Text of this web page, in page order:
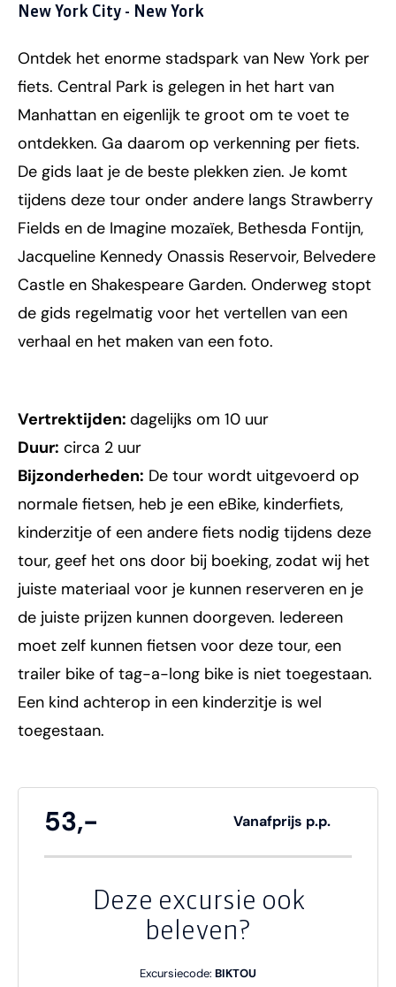
New York City - New York
Ontdek het enorme stadspark van New York per
fiets. Central Park is gelegen in het hart van
Manhattan en eigenlijk te groot om te voet te
ontdekken. Ga daarom op verkenning per fiets.
De gids laat je de beste plekken zien. Je komt
tijdens deze tour onder andere langs Strawberry
Fields en de Imagine mozaïek, Bethesda Fontijn,
Jacqueline Kennedy Onassis Reservoir, Belvedere
Castle en Shakespeare Garden. Onderweg stopt
de gids regelmatig voor het vertellen van een
verhaal en het maken van een foto.
Vertrektijden: dagelijks om 10 uur
Duur: circa 2 uur
Bijzonderheden: De tour wordt uitgevoerd op
normale fietsen, heb je een eBike, kinderfiets,
kinderzitje of een andere fiets nodig tijdens deze
tour, geef het ons door bij boeking, zodat wij het
juiste materiaal voor je kunnen reserveren en je
de juiste prijzen kunnen doorgeven. Iedereen
moet zelf kunnen fietsen voor deze tour, een
trailer bike of tag-a-long bike is niet toegestaan.
Een kind achterop in een kinderzitje is wel
toegestaan.
53,- Vanafprijs p.p.
Deze excursie ook
beleven?
Excursiecode: BIKTOU